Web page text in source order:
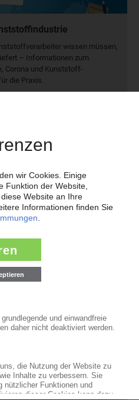
wissen müssen,
– Informationen zum
Corona und Kunststoff-
die Praxis.
abonnieren